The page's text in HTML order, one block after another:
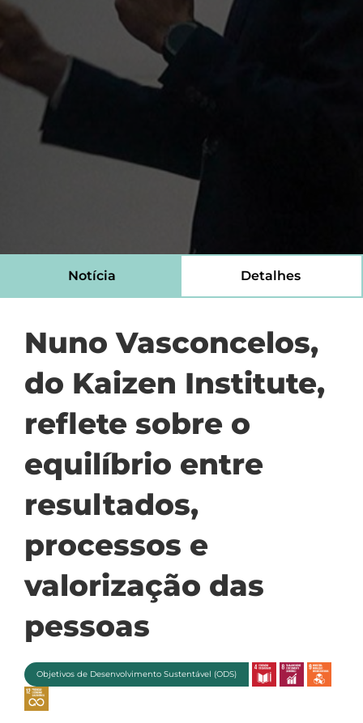
Notícia Detalhes
Nuno Vasconcelos,
do Kaizen Institute,
reflete sobre o
equilíbrio entre
resultados,
processos e
valorização das
pessoas
Objetivos de Desenvolvimento Sustentável (ODS)